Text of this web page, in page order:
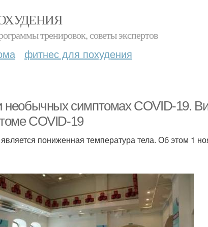
тренировок, советы экспертов
фитнес для похудения
необычных симптомах COVID-19.
COVID-19
пониженная температура тела. Об этом 1